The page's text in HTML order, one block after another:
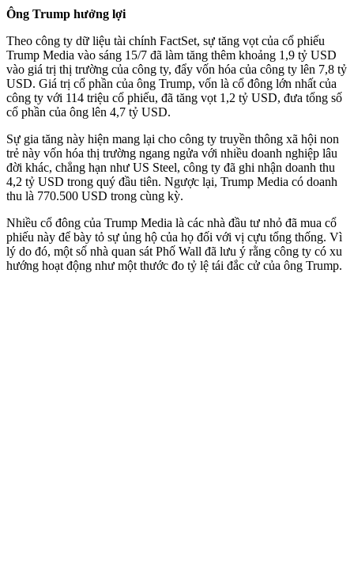
Ông Trump hưởng lợi
Theo công ty dữ liệu tài chính FactSet, sự tăng vọt của cổ phiếu
Trump Media vào sáng 15/7 đã làm tăng thêm khoảng 1,9 tỷ USD
vào giá trị thị trường của công ty, đẩy vốn hóa của công ty lên 7,8 tỷ
USD. Giá trị cổ phần của ông Trump, vốn là cổ đông lớn nhất của
công ty với 114 triệu cổ phiếu, đã tăng vọt 1,2 tỷ USD, đưa tổng số
cổ phần của ông lên 4,7 tỷ USD.
Sự gia tăng này hiện mang lại cho công ty truyền thông xã hội non
trẻ này vốn hóa thị trường ngang ngửa với nhiều doanh nghiệp lâu
đời khác, chẳng hạn như US Steel, công ty đã ghi nhận doanh thu
4,2 tỷ USD trong quý đầu tiên. Ngược lại, Trump Media có doanh
thu là 770.500 USD trong cùng kỳ.
Nhiều cổ đông của Trump Media là các nhà đầu tư nhỏ đã mua cổ
phiếu này để bày tỏ sự ủng hộ của họ đối với vị cựu tổng thống. Vì
lý do đó, một số nhà quan sát Phố Wall đã lưu ý rằng công ty có xu
hướng hoạt động như một thước đo tỷ lệ tái đắc cử của ông Trump.